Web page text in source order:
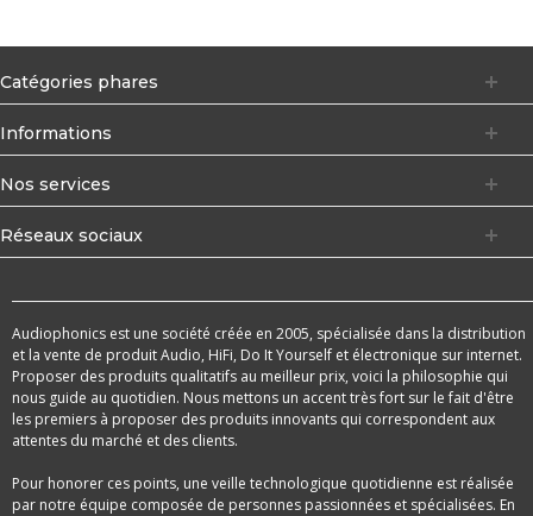
Catégories phares
Informations
Nos services
Réseaux sociaux
Audiophonics est une société créée en 2005, spécialisée dans la distribution
et la vente de produit Audio, HiFi, Do It Yourself et électronique sur internet.
Proposer des produits qualitatifs au meilleur prix, voici la philosophie qui
nous guide au quotidien. Nous mettons un accent très fort sur le fait d'être
les premiers à proposer des produits innovants qui correspondent aux
attentes du marché et des clients.
Pour honorer ces points, une veille technologique quotidienne est réalisée
par notre équipe composée de personnes passionnées et spécialisées. En